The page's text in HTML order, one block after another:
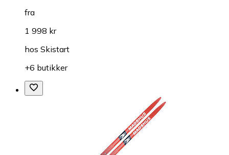
fra
1 998 kr
hos Skistart
+6 butikker